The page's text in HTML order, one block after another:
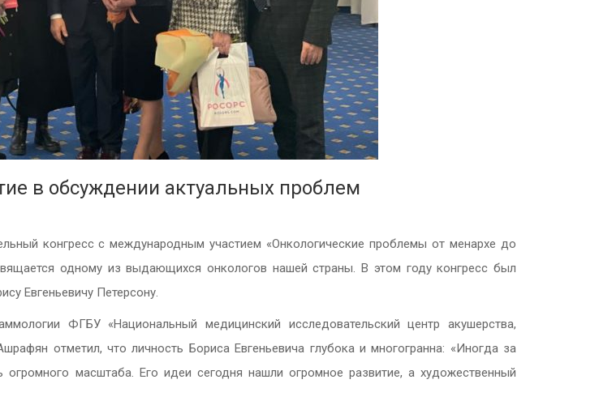
в обсуждении актуальных проблем
конгресс с международным участием «Онкологические проблемы от менархе до
одному из выдающихся онкологов нашей страны. В этом году конгресс был
Евгеньевичу Петерсону.
ФГБУ «Национальный медицинский исследовательский центр акушерства,
отметил, что личность Бориса Евгеньевича глубока и многогранна: «Иногда за
масштаба. Его идеи сегодня нашли огромное развитие, а художественный